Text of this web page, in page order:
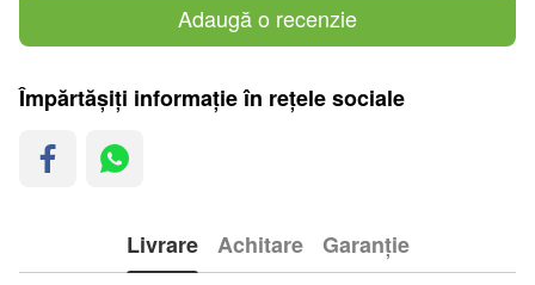
Adaugă o recenzie
Împărtășiți informație în rețele sociale
Livrare Achitare Garanție